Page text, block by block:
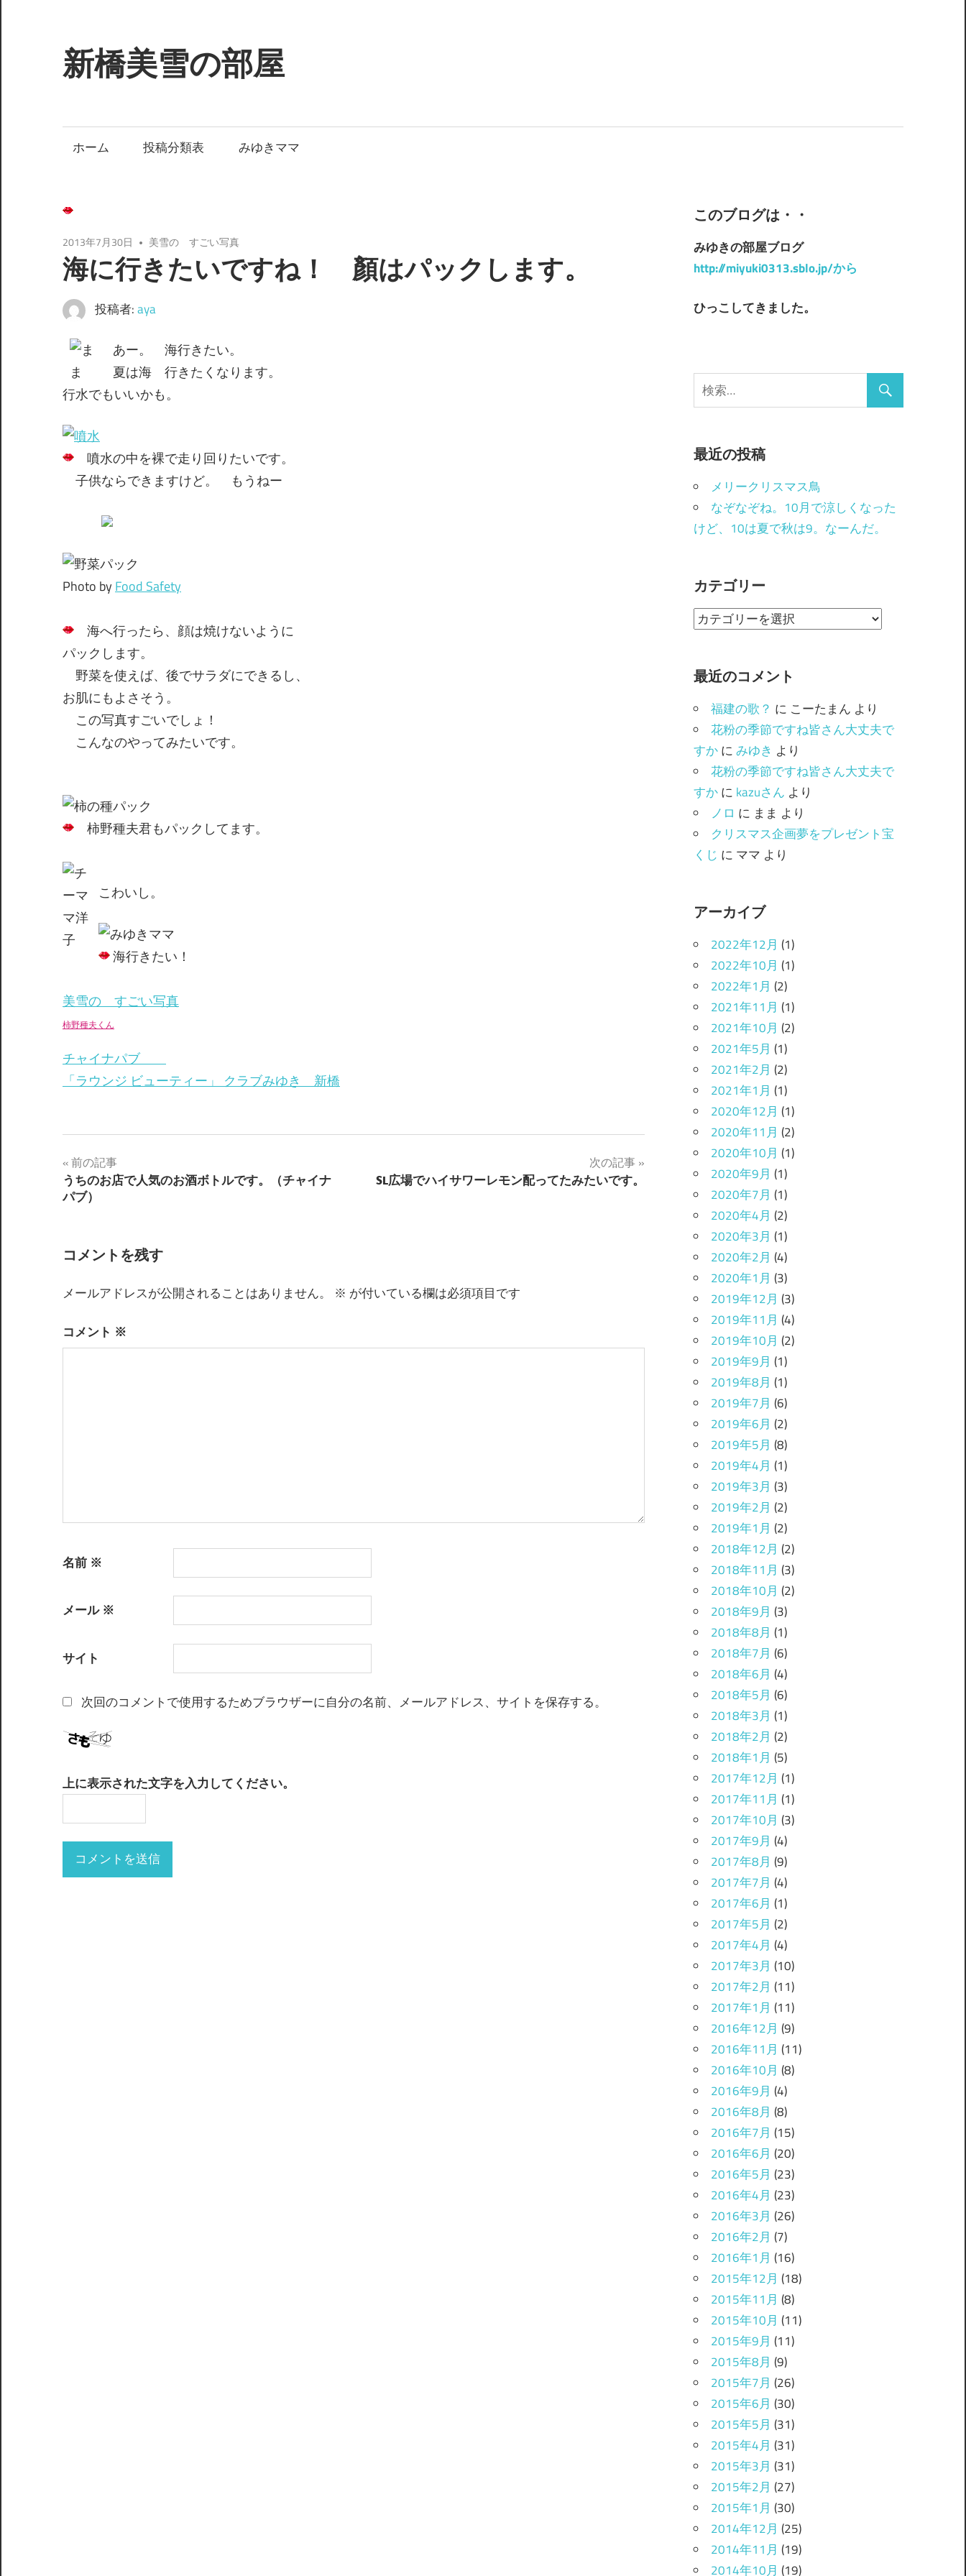
テ
ン
キ
新橋美雪の部屋
癒
し
の
空
間
ホーム 投稿分類表 みゆきママ
2013年7月30日 美雪の すごい写真
海に行きたいですね！ 顏はパックします。
投稿者:aya
あー。 海行きたい。
夏は海 行きたくなります。
行水でもいいかも。
噴水の中を裸で走り回りたいです。
子供ならできますけど。 もうねー
Photo byFood Safety
海へ行ったら、顔は焼けないように
パックします。
野菜を使えば、後でサラダにできるし、
お肌にもよさそう。
この写真すごいでしょ！
こんなのやってみたいです。
柿野種夫君もパックしてます。
こわいし。
海行きたい！
美雪の すごい写真
柿野種夫くん
チャイナパブ
「ラウンジ ビューティー」 クラブみゆき 新橋
投
稿
ビ
ゲ
ー
シ
前の記事
うちのお店で人気のお酒ボトルです。（チャイナ
パブ）
次の記事
SL広場でハイサワーレモン配ってたみたいです。
コメントを残す
メールアドレスが公開されることはありません。 ※ が付いている欄は必須項目です
コメント ※
名前 ※
メール※
サイト
次回のコメントで使用するためブラウザーに自分の名前、メールアドレス、サイトを保存する。
上に表示された文字を入力してください。
このブログは・・
みゆきの部屋ブログ
http://miyuki0313.sblo.jp/から
ひっこしてきました。
最近の投稿
メリークリスマス鳥
なぞなぞね。10月で涼しくなった
けど、10は夏で秋は9。なーんだ。
カテゴリー
カ
リ
ー
最近のコメント
福建の歌？ に こーたまん より
花粉の季節ですね皆さん大丈夫で
すかにみゆき より
花粉の季節ですね皆さん大丈夫で
すかに kazuさん より
ノロ に まま より
クリスマス企画夢をプレゼント宝
くじ に ママ より
アーカイブ
2022年12月 (1)
2022年10月 (1)
2022年1月 (2)
2021年11月 (1)
2021年10月 (2)
2021年5月 (1)
2021年2月 (2)
2021年1月 (1)
2020年12月 (1)
2020年11月 (2)
2020年10月 (1)
2020年9月 (1)
2020年7月 (1)
2020年4月 (2)
2020年3月 (1)
2020年2月 (4)
2020年1月 (3)
2019年12月 (3)
2019年11月 (4)
2019年10月 (2)
2019年9月 (1)
2019年8月 (1)
2019年7月 (6)
2019年6月 (2)
2019年5月 (8)
2019年4月 (1)
2019年3月 (3)
2019年2月 (2)
2019年1月 (2)
2018年12月 (2)
2018年11月 (3)
2018年10月 (2)
2018年9月 (3)
2018年8月 (1)
2018年7月 (6)
2018年6月 (4)
2018年5月 (6)
2018年3月 (1)
2018年2月 (2)
2018年1月 (5)
2017年12月 (1)
2017年11月 (1)
2017年10月 (3)
2017年9月 (4)
2017年8月 (9)
2017年7月 (4)
2017年6月 (1)
2017年5月 (2)
2017年4月 (4)
2017年3月 (10)
2017年2月 (11)
2017年1月 (11)
2016年12月 (9)
2016年11月 (11)
2016年10月 (8)
2016年9月 (4)
2016年8月 (8)
2016年7月 (15)
2016年6月 (20)
2016年5月 (23)
2016年4月 (23)
2016年3月 (26)
2016年2月 (7)
2016年1月 (16)
2015年12月 (18)
2015年11月 (8)
2015年10月 (11)
2015年9月 (11)
2015年8月 (9)
2015年7月 (26)
2015年6月 (30)
2015年5月 (31)
2015年4月 (31)
2015年3月 (31)
2015年2月 (27)
2015年1月 (30)
2014年12月 (25)
2014年11月 (19)
2014年10月 (19)